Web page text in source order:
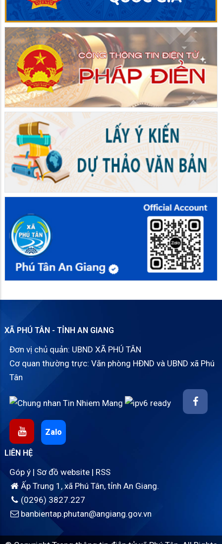
XÃ PHÚ TÂN - TỈNH AN GIANG
Đơn vị chủ quản: UBND XÃ PHÚ TÂN
Cơ quan thường trực: Văn phòng HĐND và UBND xã Phú
Tân
Zalo
LIÊN HỆ
Góp ý | Sơ đồ website | RSS
Ấp Trung 1, xã Phú Tân, tỉnh An Giang.
(0296) 3827.227
banbientap.phutan@angiang.gov.vn